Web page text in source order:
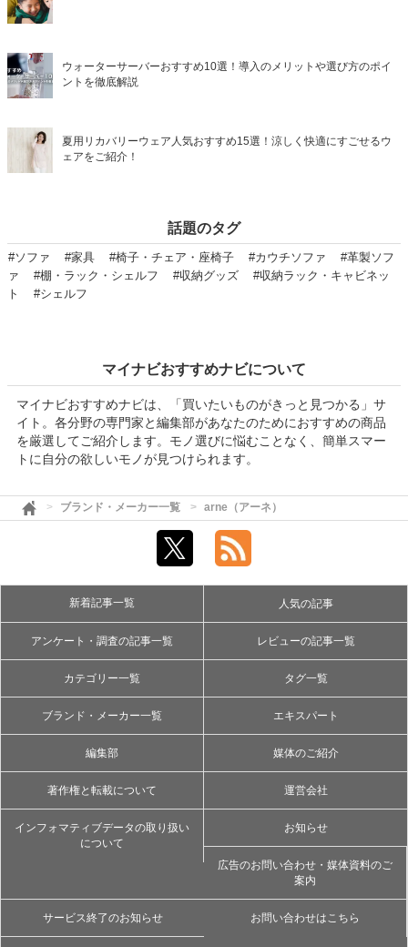
ウォーターサーバーおすすめ10選！導入のメリットや選び方のポイ
ントを徹底解説
夏用リカバリーウェア人気おすすめ15選！涼しく快適にすごせるウ
ェアをご紹介！
話題のタグ
#ソファ #家具 #椅子・チェア・座椅子 #カウチソファ
#革製ソフ
ァ
#棚・ラック・シェルフ #収納グッズ
#収納ラック・キャビネッ
ト
#シェルフ
マイナビおすすめナビについて
マイナビおすすめナビは、「買いたいものがきっと見つかる」サ
イト。各分野の専門家と編集部があなたのためにおすすめの商品
を厳選してご紹介します。モノ選びに悩むことなく、簡単スマー
トに自分の欲しいモノが見つけられます。
ブランド・メーカー一覧 arne（アーネ）
新着記事一覧 人気の記事
アンケート・調査の記事一覧 レビューの記事一覧
カテゴリー一覧 タグ一覧
ブランド・メーカー一覧 エキスパート
編集部 媒体のご紹介
著作権と転載について 運営会社
インフォマティブデータの取り扱い
について
お知らせ
広告のお問い合わせ・媒体資料のご
案内
サービス終了のお知らせ お問い合わせはこちら